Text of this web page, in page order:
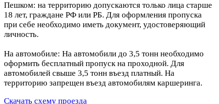
Пешком: на территорию допускаются только лица старше
18 лет, граждане РФ или РБ. Для оформления пропуска
при себе необходимо иметь документ, удостоверяющий
личность.
На автомобиле: На автомобили до 3,5 тонн необходимо
оформить бесплатный пропуск на проходной. Для
автомобилей свыше 3,5 тонн въезд платный. На
территорию запрещен въезд автомобилям каршеринга.
Скачать схему проезда